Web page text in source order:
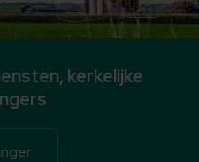
kerkelijke